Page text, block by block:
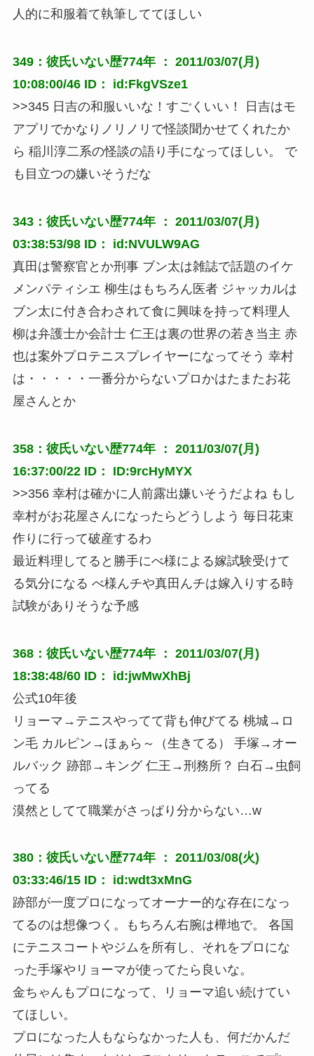
人的に和服着て執筆しててほしい
349：彼氏いない歴774年 ： 2011/03/07(月)
10:08:00/46 ID： id:FkgVSze1
>>345 日吉の和服いいな！すごくいい！ 日吉はモ
アプリでかなりノリノリで怪談聞かせてくれたか
ら 稲川淳二系の怪談の語り手になってほしい。 で
も目立つの嫌いそうだな
343：彼氏いない歴774年 ： 2011/03/07(月)
03:38:53/98 ID： id:NVULW9AG
真田は警察官とか刑事 ブン太は雑誌で話題のイケ
メンパティシエ 柳生はもちろん医者 ジャッカルは
ブン太に付き合わされて食に興味を持って料理人
柳は弁護士か会計士 仁王は裏の世界の若き当主 赤
也は案外プロテニスプレイヤーになってそう 幸村
は・・・・・一番分からないプロかはたまたお花
屋さんとか
358：彼氏いない歴774年 ： 2011/03/07(月)
16:37:00/22 ID： ID:9rcHyMYX
>>356 幸村は確かに人前露出嫌いそうだよね もし
幸村がお花屋さんになったらどうしよう 毎日花束
作りに行って破産するわ
最近料理してると勝手にべ様による嫁試験受けて
る気分になる べ様んチや真田んチは嫁入りする時
試験がありそうな予感
368：彼氏いない歴774年 ： 2011/03/07(月)
18:38:48/60 ID： id:jwMwXhBj
公式10年後
リョーマ→テニスやってて背も伸びてる 桃城→ロ
ン毛 カルピン→ほぁら～（生きてる） 手塚→オー
ルバック 跡部→キング 仁王→刑務所？ 白石→虫飼
ってる
漠然としてて職業がさっぱり分からない…w
380：彼氏いない歴774年 ： 2011/03/08(火)
03:33:46/15 ID： id:wdt3xMnG
跡部が一度プロになってオーナー的な存在になっ
てるのは想像つく。もちろん右腕は樺地で。 各国
にテニスコートやジムを所有し、それをプロにな
った手塚やリョーマが使ってたら良いな。
金ちゃんもプロになって、リョーマ追い続けてい
てほしい。
プロになった人もならなかった人も、何だかんだ